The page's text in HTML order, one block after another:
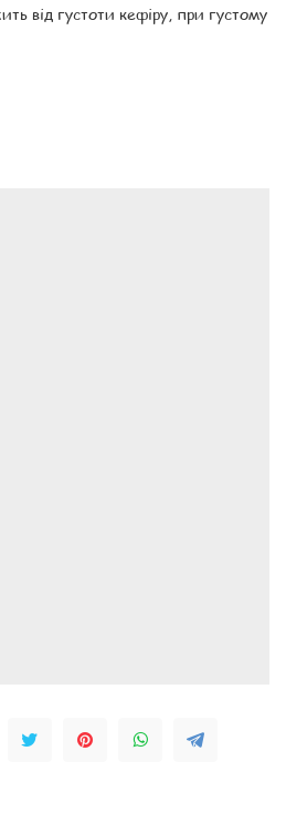
від густоти кефіру, при густому